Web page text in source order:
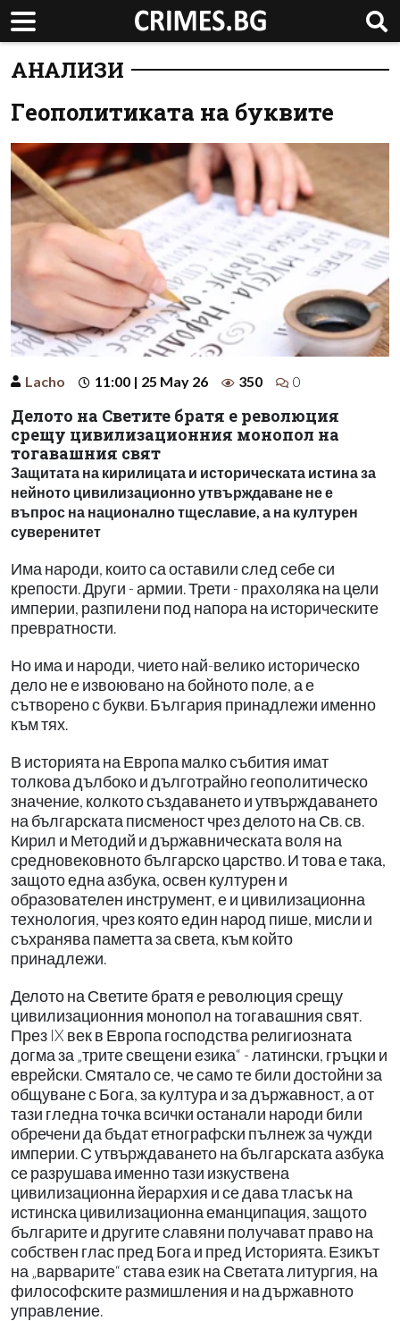
АНАЛИЗИ
Гeополитиката на буквите
Lacho 11:00 | 25 May 26 350 0
Делото на Светите братя е революция
срещу цивилизационния монопол на
тогавашния свят
Защитата на кирилицата и историческата истина за
нейното цивилизационно утвърждаване не е
въпрос на национално тщеславие, а на културен
суверенитет
Има народи, които са оставили след себе си
крепости. Други - армии. Трети - прахоляка на цели
империи, разпилени под напора на историческите
превратности.
Но има и народи, чието най-велико историческо
дело не е извоювано на бойното поле, а е
сътворено с букви. България принадлежи именно
към тях.
В историята на Европа малко събития имат
толкова дълбоко и дълготрайно геополитическо
значение, колкото създаването и утвърждаването
на българската писменост чрез делото на Св. св.
Кирил и Методий и държавническата воля на
средновековното българско царство. И това е така,
защото една азбука, освен културен и
образователен инструмент, е и цивилизационна
технология, чрез която един народ пише, мисли и
съхранява паметта за света, към който
принадлежи.
Делото на Светите братя е революция срещу
цивилизационния монопол на тогавашния свят.
През IX век в Европа господства религиозната
догма за „трите свещени езика“ - латински, гръцки и
еврейски. Смятало се, че само те били достойни за
общуване с Бога, за култура и за държавност, а от
тази гледна точка всички останали народи били
обречени да бъдат етнографски пълнеж за чужди
империи. С утвърждаването на българската азбука
се разрушава именно тази изкуствена
цивилизационна йерархия и се дава тласък на
истинска цивилизационна еманципация, защото
българите и другите славяни получават право на
собствен глас пред Бога и пред Историята. Езикът
на „варварите“ става език на Светата литургия, на
философските размишления и на държавното
управление.